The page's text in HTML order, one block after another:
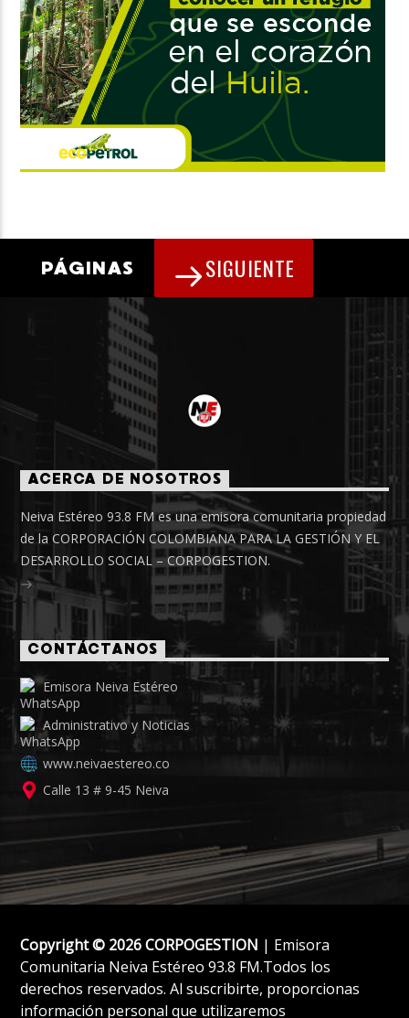
PÁGINAS SIGUIENTE
ACERCA DE NOSOTROS
Neiva Estéreo 93.8 FM es una emisora comunitaria propiedad
de la CORPORACIÓN COLOMBIANA PARA LA GESTIÓN Y EL
DESARROLLO SOCIAL – CORPOGESTION.
CONTÁCTANOS
Emisora Neiva Estéreo
Administrativo y Noticias
www.neivaestereo.co
Calle 13 # 9-45 Neiva
Copyright © 2026 CORPOGESTION | Emisora
Comunitaria Neiva Estéreo 93.8 FM.Todos los
derechos reservados. Al suscribirte, proporcionas
información personal que utilizaremos